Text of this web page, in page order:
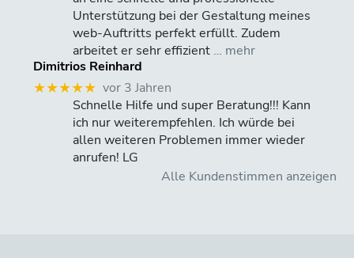
Unterstützung bei der Gestaltung meines
web-Auftritts perfekt erfüllt. Zudem
arbeitet er sehr effizient … mehr
Dimitrios Reinhard
★★★★★ vor 3 Jahren
Schnelle Hilfe und super Beratung!!! Kann
ich nur weiterempfehlen. Ich würde bei
allen weiteren Problemen immer wieder
anrufen! LG
Alle Kundenstimmen anzeigen